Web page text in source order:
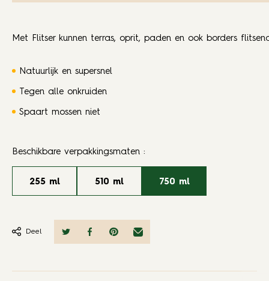
Met Flitser kunnen terras, oprit, paden en ook borders
Natuurlijk en supersnel
Tegen alle onkruiden
Spaart mossen niet
Beschikbare verpakkingsmaten :
255 ml 510 ml 750 ml
Deel